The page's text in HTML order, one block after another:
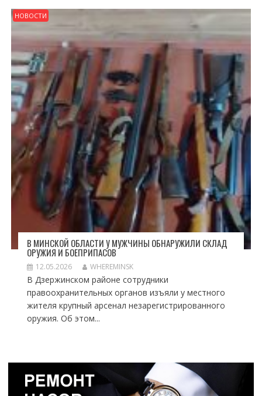
НОВОСТИ
В МИНСКОЙ ОБЛАСТИ У МУЖЧИНЫ ОБНАРУЖИЛИ СКЛАД
ОРУЖИЯ И БОЕПРИПАСОВ
12.05.2026 WHEREMINSK
В Дзержинском районе сотрудники
правоохранительных органов изъяли у местного
жителя крупный арсенал незарегистрированного
оружия. Об этом...